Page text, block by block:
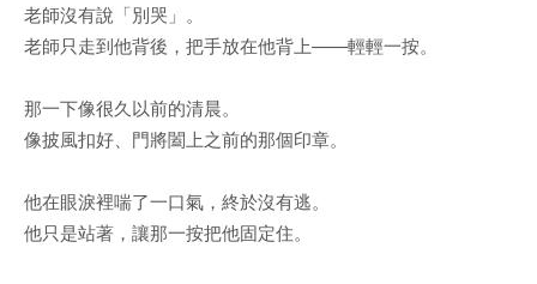
老師沒有說「別哭」。
老師只走到他背後，把手放在他背上——輕輕一按。
那一下像很久以前的清晨。
像披風扣好、門將闔上之前的那個印章。
他在眼淚裡喘了一口氣，終於沒有逃。
他只是站著，讓那一按把他固定住。